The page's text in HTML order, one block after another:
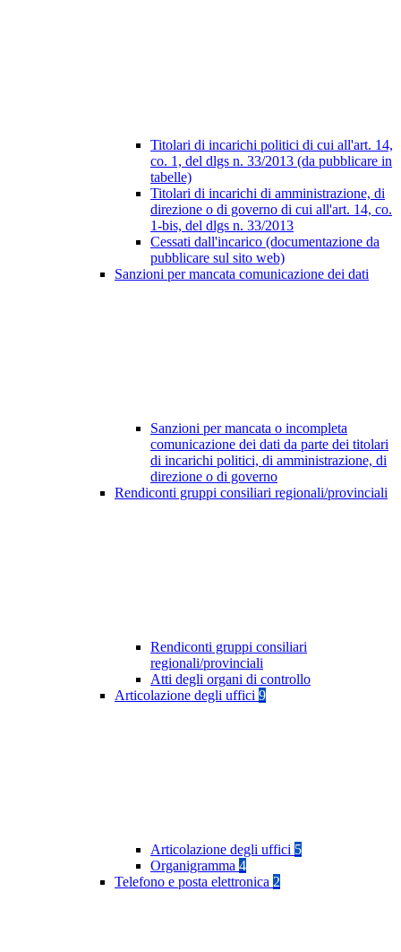
Titolari di incarichi politici di cui all'art. 14,
co. 1, del dlgs n. 33/2013 (da pubblicare in
tabelle)
Titolari di incarichi di amministrazione, di
direzione o di governo di cui all'art. 14, co.
1-bis, del dlgs n. 33/2013
Cessati dall'incarico (documentazione da
pubblicare sul sito web)
Sanzioni per mancata comunicazione dei dati
Sanzioni per mancata o incompleta
comunicazione dei dati da parte dei titolari
di incarichi politici, di amministrazione, di
direzione o di governo
Rendiconti gruppi consiliari regionali/provinciali
Rendiconti gruppi consiliari
regionali/provinciali
Atti degli organi di controllo
Articolazione degli uffici 9
Articolazione degli uffici 5
Organigramma 4
Telefono e posta elettronica 2